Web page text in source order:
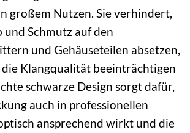
großem Nutzen. Sie verhindert,
und Schmutz auf den
und Gehäuseteilen absetzen,
Klangqualität beeinträchtigen
schwarze Design sorgt dafür,
auch in professionellen
ansprechend wirkt und die